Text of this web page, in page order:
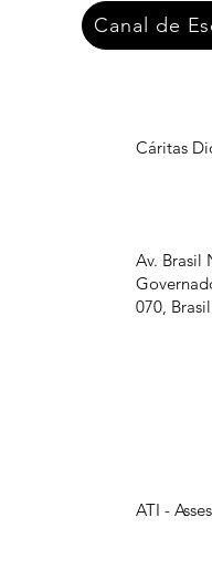
Cáritas
Av. Brasil
070, Brasil
ATI -
Canal de